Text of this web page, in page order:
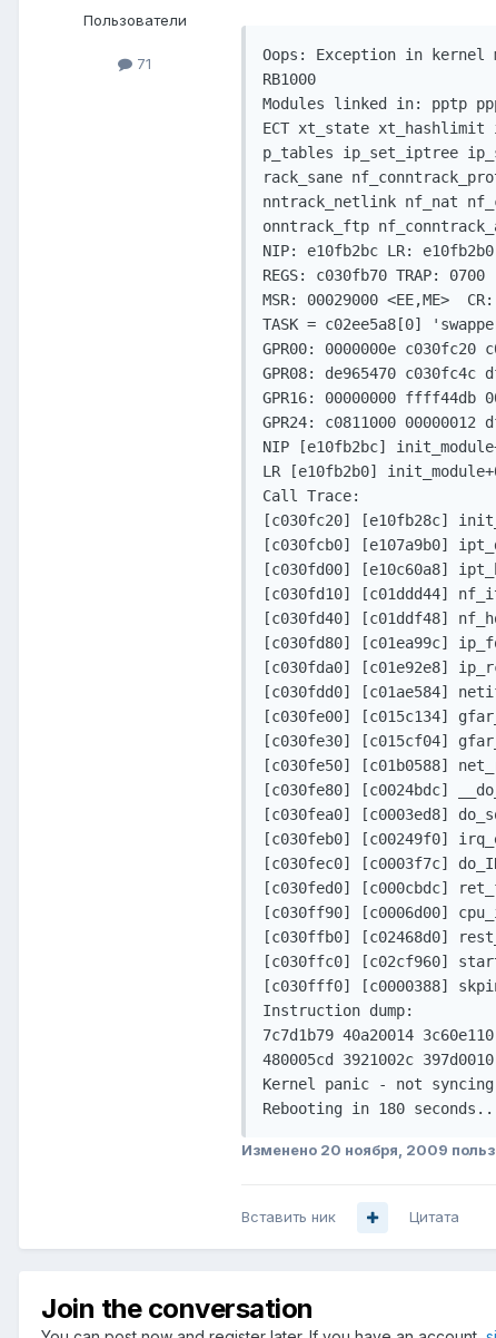
Пользователи
71
Oops: Exception in kernel
RB1000
Modules linked in: pptp
ECT xt_state xt_hashlimit
p_tables ip_set_iptree
rack_sane
nntrack_netlink nf_nat
onntrack_ftp
NIP: e10fb2bc LR: e10fb2b0
REGS: c030fb70 TRAP:
MSR: 00029000 <EE,ME>
TASK = c02ee5a8[0]
GPR00: 0000000e c030fc20
GPR08: de965470 c030fc4c
GPR16: 00000000 ffff44db
GPR24: c0811000 00000012
NIP [e10fb2bc]
LR [e10fb2b0]
Call Trace:
[c030fc20] [e10fb28c]
[c030fcb0] [e107a9b0]
[c030fd00] [e10c60a8]
[c030fd10] [c01ddd44]
[c030fd40] [c01ddf48]
[c030fd80] [c01ea99c]
[c030fda0] [c01e92e8]
[c030fdd0] [c01ae584]
[c030fe00] [c015c134]
[c030fe30] [c015cf04]
[c030fe50] [c01b0588]
[c030fe80] [c0024bdc]
[c030fea0] [c0003ed8]
[c030feb0] [c00249f0]
[c030fec0] [c0003f7c]
[c030fed0] [c000cbdc]
[c030ff90] [c0006d00]
[c030ffb0] [c02468d0]
[c030ffc0] [c02cf960]
[c030fff0] [c0000388]
Instruction dump:
7c7d1b79 40a20014
480005cd 3921002c
Kernel panic - not
Rebooting in 180 seconds..
Изменено 20 ноября, 2009
Вставить ник Цитата
Join the conversation